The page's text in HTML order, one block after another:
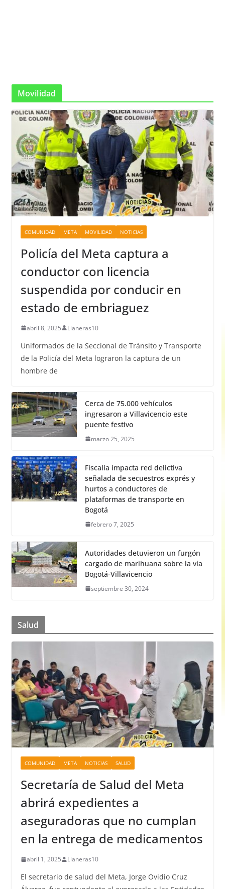
Movilidad
COMUNIDAD META MOVILIDAD NOTICIAS
Policía del Meta captura a
conductor con licencia
suspendida por conducir en
estado de embriaguez
abril 8, 2025 Llaneras10
Uniformados de la Seccional de Tránsito y Transporte
de la Policía del Meta lograron la captura de un
hombre de
Cerca de 75.000 vehículos
ingresaron a Villavicencio este
puente festivo
marzo 25, 2025
Fiscalía impacta red delictiva
señalada de secuestros exprés y
hurtos a conductores de
plataformas de transporte en
Bogotá
febrero 7, 2025
Autoridades detuvieron un furgón
cargado de marihuana sobre la vía
Bogotá-Villavicencio
septiembre 30, 2024
Salud
COMUNIDAD META NOTICIAS SALUD
Secretaría de Salud del Meta
abrirá expedientes a
aseguradoras que no cumplan
en la entrega de medicamentos
abril 1, 2025 Llaneras10
El secretario de salud del Meta, Jorge Ovidio Cruz